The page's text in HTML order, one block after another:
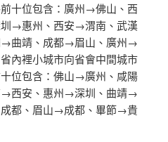
十位包含：廣州→佛山、西
→惠州、西安→渭南、武漢
曲靖、成都→眉山、廣州→
內裡小城市向省會中間城市
位包含：佛山→廣州、咸陽
西安、惠州→深圳、曲靖→
都、眉山→成都、畢節→貴